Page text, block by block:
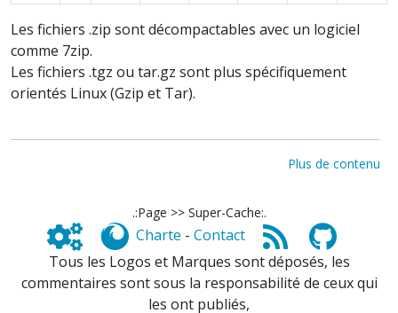
Les fichiers .zip sont décompactables avec un logiciel
comme 7zip.
Les fichiers .tgz ou tar.gz sont plus spécifiquement
orientés Linux (Gzip et Tar).
Plus de contenu
.:Page >> Super-Cache:.
Charte - Contact
Tous les Logos et Marques sont déposés, les
commentaires sont sous la responsabilité de ceux qui
les ont publiés,